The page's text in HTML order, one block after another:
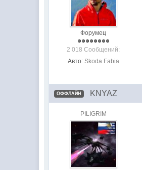
Форумец
2 018 Сообщений:
Авто: Skoda Fabia
ОФФЛАЙН KNYAZ
PILIGRIM